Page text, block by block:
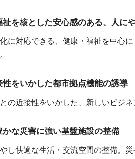
祉を核とした安心感のある、人に
に対応できる、健康・福祉を中心
性をいかした都市拠点機能の誘導
の近接性をいかした、新しいビジ
かな災害に強い基盤施設の整備
し快適な生活・交流空間の整備。